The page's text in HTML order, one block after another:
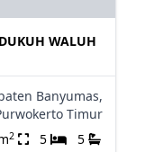
WALUH
Banyumas,
Timur
2 5 5